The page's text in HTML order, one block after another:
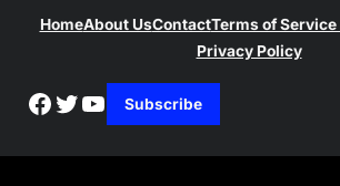
HomeAbout UsContactTerms of Service
Privacy Policy
Facebook
Twitter
YouTube
Subscribe